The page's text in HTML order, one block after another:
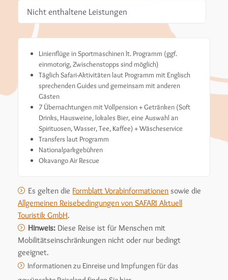
Nicht enthaltene Leistungen
Linienflüge in Sportmaschinen lt. Programm (ggf.
einmotorig, Zwischenstopps sind möglich)
Täglich Safari-Aktivitäten laut Programm mit Englisch
sprechenden Guides und gemeinsam mit anderen
Gästen
7 Übernachtungen mit Vollpension + Getränken (Soft
Drinks, Hausweine, lokales Bier, eine Auswahl an
Spirituosen, Wasser, Tee, Kaffee) + Wäscheservice
Transfers laut Programm
Nationalparkgebühren
Okavango Air Rescue
Es gelten die Formblatt Vorabinformationen sowie die
Allgemeinen Reisebedingungen von SAFARI Aktuell
Touristik GmbH.
Hinweis: Diese Reise ist für Menschen mit
Mobilitätseinschränkungen nicht oder nur bedingt
geeignet.
Informationen zu Einreise und Impfungen für das